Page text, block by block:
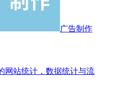
广告制作